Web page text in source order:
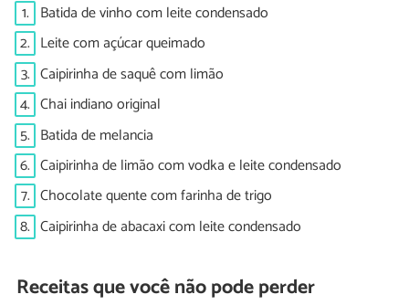
1. Batida de vinho com leite condensado
2. Leite com açúcar queimado
3. Caipirinha de saquê com limão
4. Chai indiano original
5. Batida de melancia
6. Caipirinha de limão com vodka e leite condensado
7. Chocolate quente com farinha de trigo
8. Caipirinha de abacaxi com leite condensado
Receitas que você não pode perder